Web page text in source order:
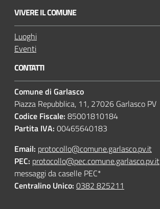
VIVERE IL COMUNE
Luoghi
Eventi
CONTATTI
Comune di Garlasco
Piazza Repubblica, 11, 27026 Garlasco PV
Codice Fiscale: 85001810184
Partita IVA: 00465640183
Email: protocollo@comune.garlasco.pv.it
PEC: protocollo@pec.comune.garlasco.pv.it
messaggi da caselle PEC*
Centralino Unico: 0382 825211